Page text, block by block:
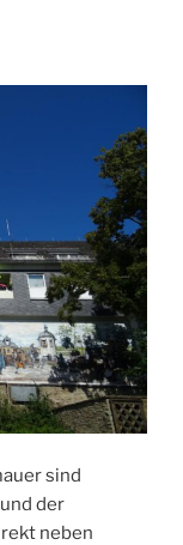
sind
der
neben